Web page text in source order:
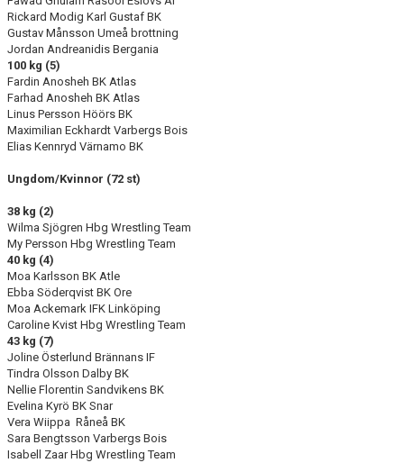
Rickard Modig Karl Gustaf BK
Gustav Månsson Umeå brottning
Jordan Andreanidis Bergania
100 kg (5)
Fardin Anosheh BK Atlas
Farhad Anosheh BK Atlas
Linus Persson Höörs BK
Maximilian Eckhardt Varbergs Bois
Elias Kennryd Värnamo BK
Ungdom/Kvinnor (72 st)
38 kg (2)
Wilma Sjögren Hbg Wrestling Team
My Persson Hbg Wrestling Team
40 kg (4)
Moa Karlsson BK Atle
Ebba Söderqvist BK Ore
Moa Ackemark IFK Linköping
Caroline Kvist Hbg Wrestling Team
43 kg (7)
Joline Österlund Brännans IF
Tindra Olsson Dalby BK
Nellie Florentin Sandvikens BK
Evelina Kyrö BK Snar
Vera Wiippa Råneå BK
Sara Bengtsson Varbergs Bois
Isabell Zaar Hbg Wrestling Team